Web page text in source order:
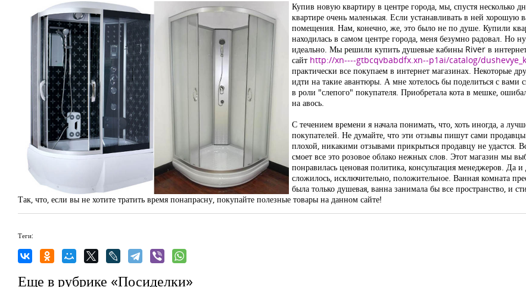
Купив новую квартиру в центре города, мы, спустя несколько
квартире очень маленькая. Если устанавливать в ней хорошую
помещения. Нам, конечно, же, это было не по душе. Купили
находилась в самом центре города, меня безумно радовал. Но
идеально. Мы решили купить душевые кабины River в
сайт http://xn----gtbcqvbabdfx.xn--p1ai/catalog/
практически все покупаем в интернет магазинах. Некоторые
идти на такие авантюры. А мне хотелось бы поделиться с
в роли "слепого" покупателя. Приобретала кота в мешке,
на авось.
С течением времени я начала понимать, что, хоть иногда, а
покупателей. Не думайте, что эти отзывы пишут сами
плохой, никакими отзывами прикрыться продавцу не удастся.
смоет все это розовое облако нежных слов. Этот магазин мы
понравилась ценовая политика, консультация менеджеров. Да
сложилось, исключительно, положительное. Ванная комната
была только душевая, ванна занимала бы все пространство, и
Так, что, если вы не хотите тратить время понапрасну, покупайте полезные товары на данном сайте!
Теги:
Еще в рубрике «Посиделки»